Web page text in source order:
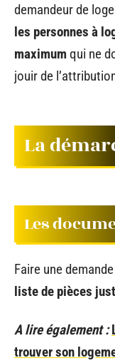
demandeur de
les personnes à
maximumqui ne
jouir de
La
Les
Faire une
liste de pièces
A lire également :
trouver son